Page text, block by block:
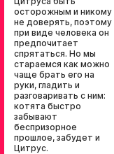
осторожным и никому
не доверять, поэтому
при виде человека он
предпочитает
спрятаться. Но мы
стараемся как можно
чаще брать его на
руки, гладить и
разговаривать с ним:
котята быстро
забывают
беспризорное
прошлое, забудет и
Цитрус.